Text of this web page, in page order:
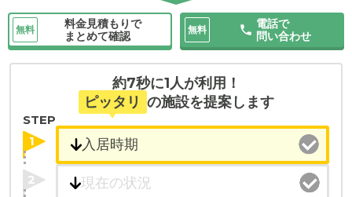
無料
料金見積もりで
まとめて確認
無料
電話で
問い合わせ
約7秒に1人が利用！
ピッタリ の施設を提案します
STEP
1
2